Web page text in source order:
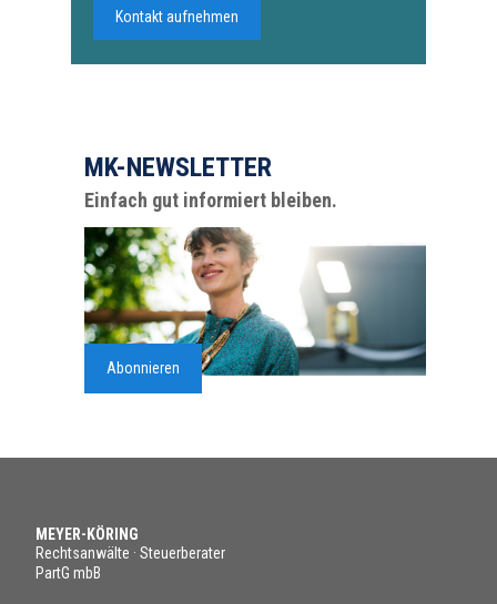
Kontakt aufnehmen
MK-NEWSLETTER
Einfach gut informiert bleiben.
Abonnieren
MEYER-KÖRING
Rechtsanwälte · Steuerberater
PartG mbB